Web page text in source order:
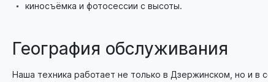
киносъёмка и фотосессии с высоты.
География обслуживания
Наша техника работает не только в Дзержинском, но и